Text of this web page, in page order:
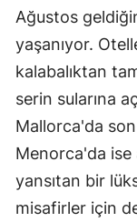
Ağustos
yaşanıyor.
kalabalıktan
serin sularına
Mallorca'da
Menorca'da ise
yansıtan bir
misafirler için